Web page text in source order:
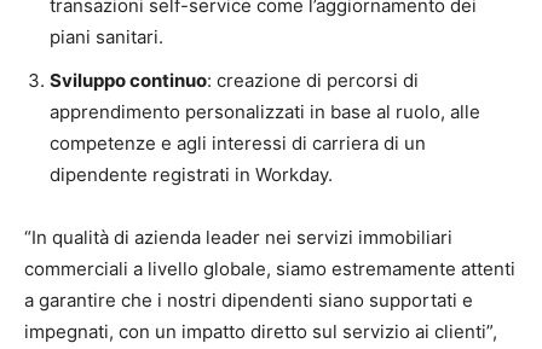
transazioni self-service come l’aggiornamento dei
piani sanitari.
Sviluppo continuo: creazione di percorsi di
apprendimento personalizzati in base al ruolo, alle
competenze e agli interessi di carriera di un
dipendente registrati in Workday.
“In qualità di azienda leader nei servizi immobiliari
commerciali a livello globale, siamo estremamente attenti
a garantire che i nostri dipendenti siano supportati e
impegnati, con un impatto diretto sul servizio ai clienti”,